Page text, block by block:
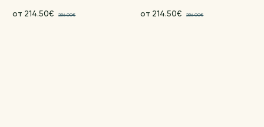
от 214.50€ 286.00€ от 214.50€ 286.00€